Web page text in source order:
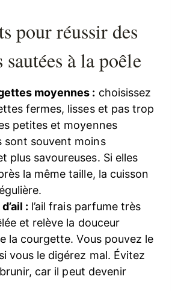
pour réussir des
sautées à la poêle
moyennes : choisissez
fermes, lisses et pas trop
petites et moyennes
sont souvent moins
plus savoureuses. Si elles
la même taille, la cuisson
: l’ail frais parfume très
et relève la douceur
la courgette. Vous pouvez le
vous le digérez mal. Évitez
car il peut devenir